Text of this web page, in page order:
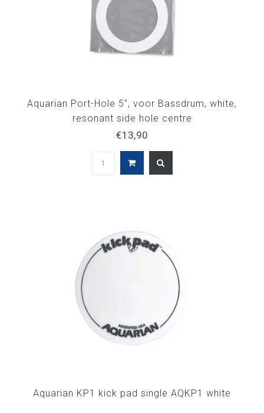
Aquarian Port-Hole 5", voor Bassdrum, white,
resonant side hole centre
€13,90
Aquarian KP1 kick pad single AQKP1 white